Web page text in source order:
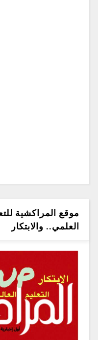
موقع المراكشية
العلمي.. والابتكار